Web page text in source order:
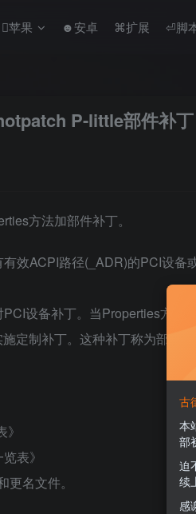
苹果 ☻安卓 ⌘扩展 ⏎脚
P-little部件补丁
方法加部件补丁。
效ACPI路径(_ADR)的PCI设备
设备补丁。当Properties方法
定制补丁。这种补丁称为部件补
表》
名文件。
古
本
部
迫
续
感